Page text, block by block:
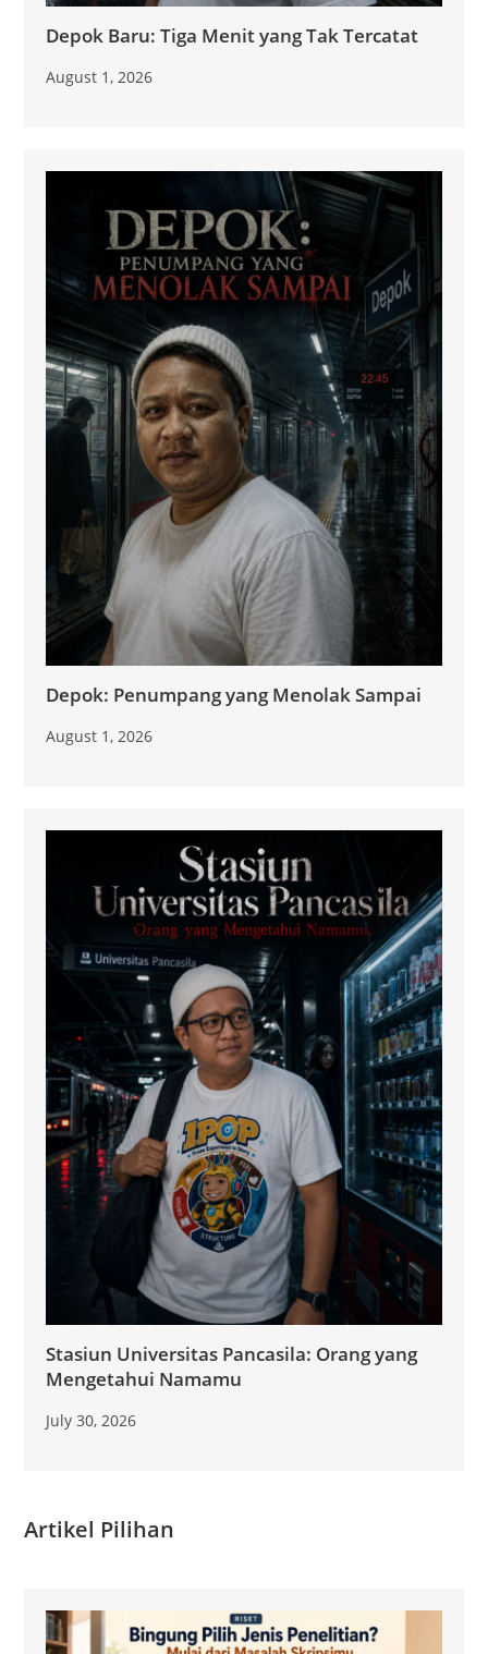
Depok Baru: Tiga Menit yang Tak Tercatat
August 1, 2026
Depok: Penumpang yang Menolak Sampai
August 1, 2026
Stasiun Universitas Pancasila: Orang yang
Mengetahui Namamu
July 30, 2026
Artikel Pilihan